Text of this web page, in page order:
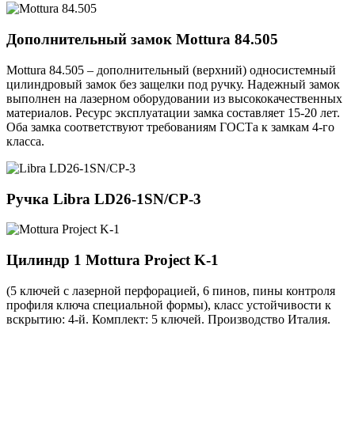
Дополнительный замок Mottura 84.505
Mottura 84.505 – дополнительный (верхний) односистемный
цилиндровый замок без защелки под ручку. Надежный замок
выполнен на лазерном оборудовании из высококачественных
материалов. Ресурс эксплуатации замка составляет 15-20 лет.
Оба замка соответствуют требованиям ГОСТа к замкам 4-го
класса.
Ручка Libra LD26-1SN/CP-3
Цилиндр 1 Mottura Project K-1
(5 ключей с лазерной перфорацией, 6 пинов, пины контроля
профиля ключа специальной формы), класс устойчивости к
вскрытию: 4-й. Комплект: 5 ключей. Производство Италия.